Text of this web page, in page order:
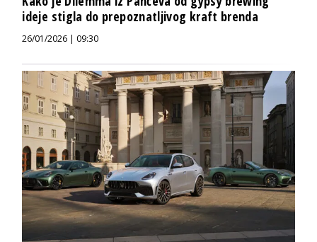
ideje stigla do prepoznatljivog kraft brenda
26/01/2026 | 09:30